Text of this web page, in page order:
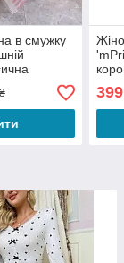
в смужку
рожева M
399